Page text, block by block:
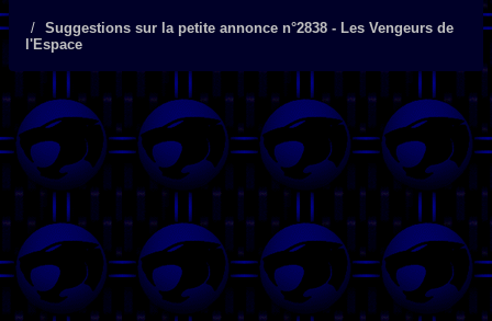
Suggestions sur la petite annonce n°2838 - Les Vengeurs de
l'Espace